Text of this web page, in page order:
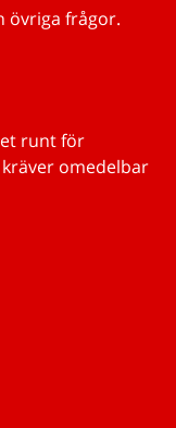
övriga frågor.
runt för
omedelbar